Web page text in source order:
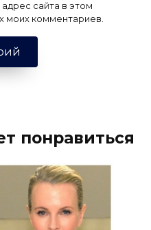
сайта в этом
моих комментариев.
понравиться